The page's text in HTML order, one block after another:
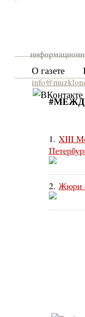
О газете
1. XIII
2. Жюри